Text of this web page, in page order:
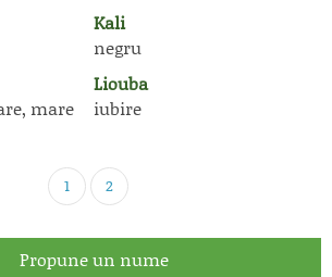
Kali
negru
mare
Liouba
iubire
1 2
Propune un nume